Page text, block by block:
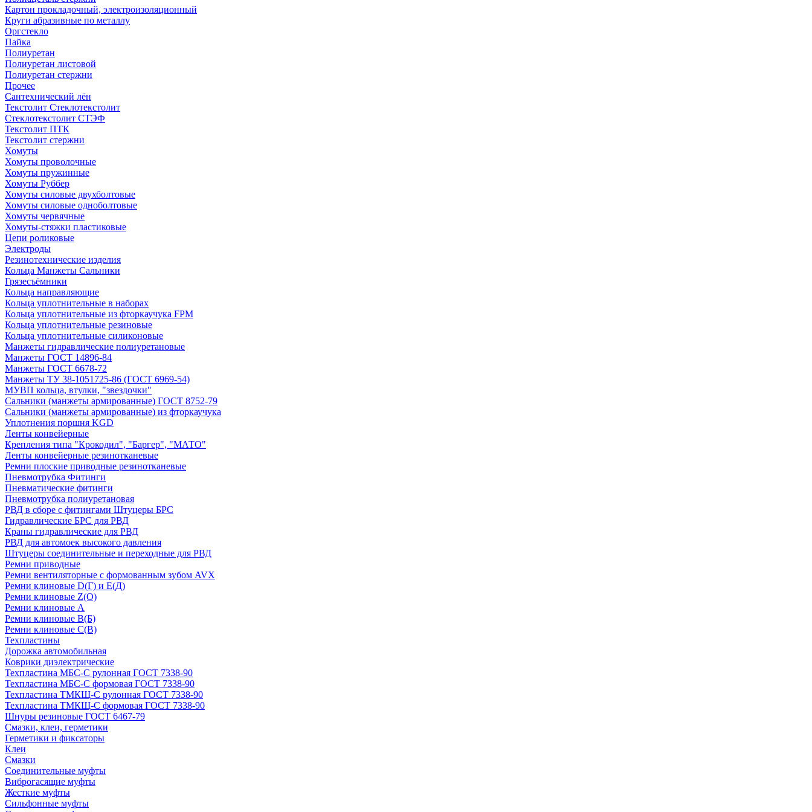
Картон прокладочный, электроизоляционный
Круги абразивные по металлу
Оргстекло
Пайка
Полиуретан
Полиуретан листовой
Полиуретан стержни
Прочее
Сантехнический лён
Текстолит Стеклотекстолит
Стеклотекстолит СТЭФ
Текстолит ПТК
Текстолит стержни
Хомуты
Хомуты проволочные
Хомуты пружинные
Хомуты Руббер
Хомуты силовые двухболтовые
Хомуты силовые одноболтовые
Хомуты червячные
Хомуты-стяжки пластиковые
Цепи роликовые
Электроды
Резинотехнические изделия
Кольца Манжеты Сальники
Грязесъёмники
Кольца направляющие
Кольца уплотнительные в наборах
Кольца уплотнительные из фторкаучука FPM
Кольца уплотнительные резиновые
Кольца уплотнительные силиконовые
Манжеты гидравлические полиуретановые
Манжеты ГОСТ 14896-84
Манжеты ГОСТ 6678-72
Манжеты ТУ 38-1051725-86 (ГОСТ 6969-54)
МУВП кольца, втулки, "звездочки"
Сальники (манжеты армированные) ГОСТ 8752-79
Сальники (манжеты армированные) из фторкаучука
Уплотнения поршня KGD
Ленты конвейерные
Крепления типа "Крокодил", "Баргер", "МАТО"
Ленты конвейерные резинотканевые
Ремни плоские приводные резинотканевые
Пневмотрубка Фитинги
Пневматические фитинги
Пневмотрубка полиуретановая
РВД в сборе с фитингами Штуцеры БРС
Гидравлические БРС для РВД
Краны гидравлические для РВД
РВД для автомоек высокого давления
Штуцеры соединительные и переходные для РВД
Ремни приводные
Ремни вентиляторные с формованным зубом AVX
Ремни клиновые D(Г) и Е(Д)
Ремни клиновые Z(О)
Ремни клиновые А
Ремни клиновые В(Б)
Ремни клиновые С(В)
Техпластины
Дорожка автомобильная
Коврики диэлектрические
Техпластина МБС-С рулонная ГОСТ 7338-90
Техпластина МБС-С формовая ГОСТ 7338-90
Техпластина ТМКЩ-С рулонная ГОСТ 7338-90
Техпластина ТМКЩ-С формовая ГОСТ 7338-90
Шнуры резиновые ГОСТ 6467-79
Смазки, клеи, герметики
Герметики и фиксаторы
Клеи
Смазки
Соединительные муфты
Виброгасящие муфты
Жесткие муфты
Сильфонные муфты